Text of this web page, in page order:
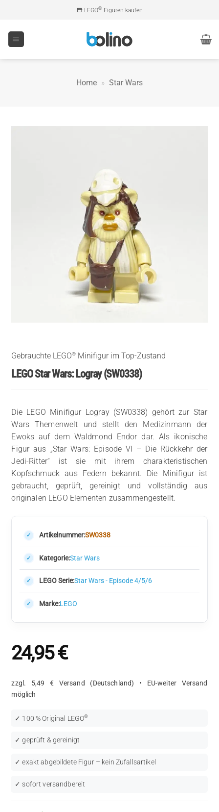
springen
LEGO®Figuren kaufen
Home » Star Wars
Gebrauchte LEGO® Minifigur im Top-Zustand
LEGO Star Wars: Logray (SW0338)
Die LEGO Minifigur Logray (SW0338) gehört zur Star
Wars Themenwelt und stellt den Medizinmann der
Ewoks auf dem Waldmond Endor dar. Als ikonische
Figur aus „Star Wars: Episode VI – Die Rückkehr der
Jedi-Ritter“ ist sie mit ihrem charakteristischen
Kopfschmuck aus Federn bekannt. Die Minifigur ist
gebraucht, geprüft, gereinigt und vollständig aus
originalen LEGO Elementen zusammengestellt.
Artikelnummer:SW0338
Kategorie:Star Wars
LEGO Serie:Star Wars - Episode 4/5/6
Marke:LEGO
24,95€
zzgl. 5,49 € Versand (Deutschland) • EU-weiter Versand
möglich
✓ 100 % Original LEGO®
✓ geprüft & gereinigt
✓ exakt abgebildete Figur – kein Zufallsartikel
✓ sofort versandbereit